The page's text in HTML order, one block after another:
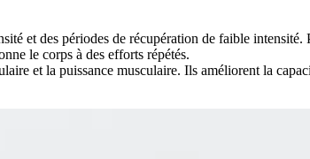
et des périodes de récupération de faible
le corps à des efforts répétés.
et la puissance musculaire. Ils améliorent la